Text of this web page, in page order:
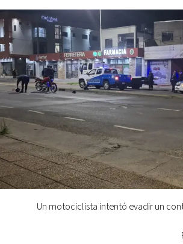
Un motociclista intentó evadir un